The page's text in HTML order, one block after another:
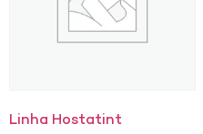
Linha Hostatint